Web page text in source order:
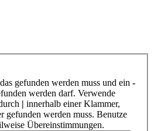
gefunden werden muss und ein -
werden darf. Verwende
| innerhalb einer Klammer,
gefunden werden muss. Benutze
Übereinstimmungen.